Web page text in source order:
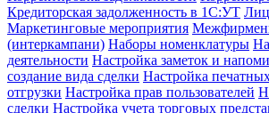
Кредиторская задолженность в 1С:УТ
Маркетинговые мероприятия
(интеркампани) Наборы номенклатуры
деятельности Настройка заметок и
создание вида сделки Настройка
отгрузки Настройка прав пользователей
сделки Настройка учета торговых